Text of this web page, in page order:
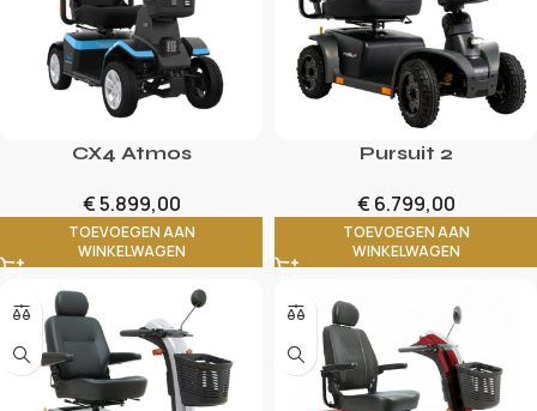
CX4 Atmos
€5.899,00
TOEVOEGEN AAN
WINKELWAGEN
Pursuit 2
€ 6.799,00
TOEVOEGEN AAN
WINKELWAGEN